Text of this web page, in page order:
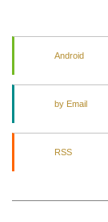
Android
by Email
RSS